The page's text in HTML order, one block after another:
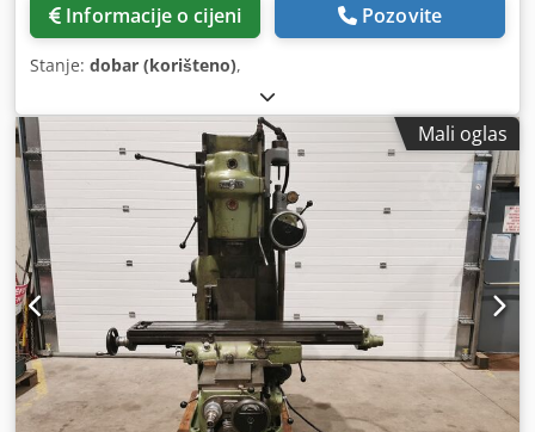
Informacije o cijeni Pozovite
Stanje: dobar (korišteno),
Mali oglas